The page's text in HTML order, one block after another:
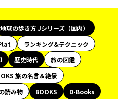
地球の歩き方 Jシリーズ（国内）
ランキング&テクニック
歴史時代
旅の図鑑
旅の名言＆絶景
読み物 BOOKS
D-Books